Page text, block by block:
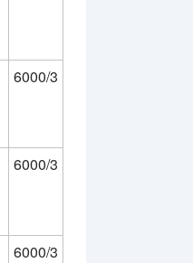
6000/3
6000/3
6000/3